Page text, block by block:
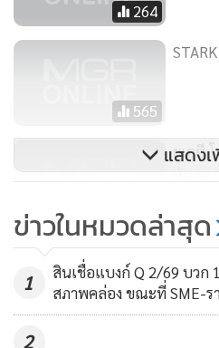
กำไรขั้นต้นที่ระดับ 22-24% และอั
264
565
ยูเอซี
หุ้นละ
แสดง
ข่าวในหมวดล่าสุด
1
สินเชื่อแบงก์ Q 2/69 บวก
สภาพคล่อง ขณะที่ SME-ร
2